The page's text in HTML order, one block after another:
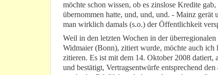
möchte schon wissen, ob es zinslose Kredite
übernommen hatte, und, und, und. - Mainz
man wirklich damals (s.o.) der Öffentlichkeit
Weil in den letzten Wochen in der
Widmaier (Bonn), zitiert wurde, möchte auch ich
zitieren. Es ist mit dem 14. Oktober 2008
und bestätigt, Vertragsentwürfe entsprechend